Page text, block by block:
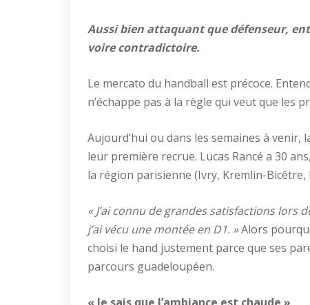
Aussi bien attaquant que défenseur,
voire contradictoire.
Le mercato du handball est précoce.
n’échappe pas à la règle qui veut que les
Aujourd’hui ou dans les semaines à venir,
leur première recrue. Lucas Rancé a 30
la région parisienne (Ivry, Kremlin-Bicêtre,
« J’ai connu de grandes satisfactions lors
j’ai vécu une montée en D1. »Alors
choisi le hand justement parce que ses
parcours guadeloupéen.